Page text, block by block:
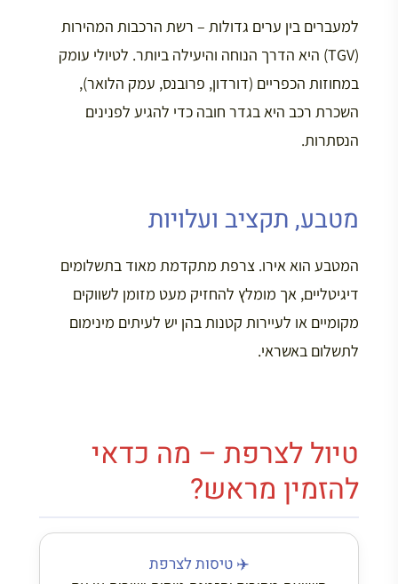
למעברים בין ערים גדולות – רשת הרכבות המהירות
(TGV) היא הדרך הנוחה והיעילה ביותר. לטיולי עומק
במחוזות הכפריים (דורדון, פרובנס, עמק הלואר),
השכרת רכב היא בגדר חובה כדי להגיע לפנינים
הנסתרות.
מטבע, תקציב ועלויות
המטבע הוא אירו. צרפת מתקדמת מאוד בתשלומים
דיגיטליים, אך מומלץ להחזיק מעט מזומן לשווקים
מקומיים או לעיירות קטנות בהן יש לעיתים מינימום
לתשלום באשראי.
טיול לצרפת – מה כדאי
להזמין מראש?
✈️ טיסות לצרפת